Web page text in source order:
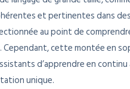
et pertinentes dans
au point de
cette montée en
d’apprendre en
unique.